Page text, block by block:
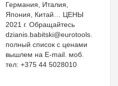
Германия, Италия,
Япония, Китай… ЦЕНЫ
2021 г. Обращайтесь
dzianis.babitski@eurotools.by,
полный список с ценами
вышлем на E-mail. моб.
тел: +375 44 5028010